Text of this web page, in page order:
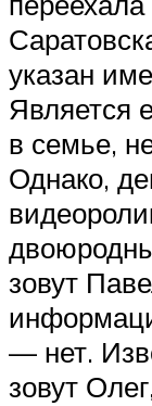
указан
Является
в семье,
Однако,
зовут
— нет.
зовут